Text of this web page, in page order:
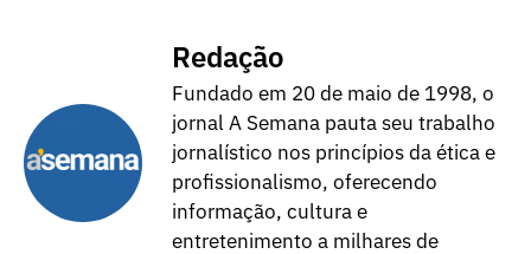
Redação
Fundado em 20 de maio de 1998, o
jornal A Semana pauta seu trabalho
jornalístico nos princípios da ética e
profissionalismo, oferecendo
informação, cultura e
entretenimento a milhares de